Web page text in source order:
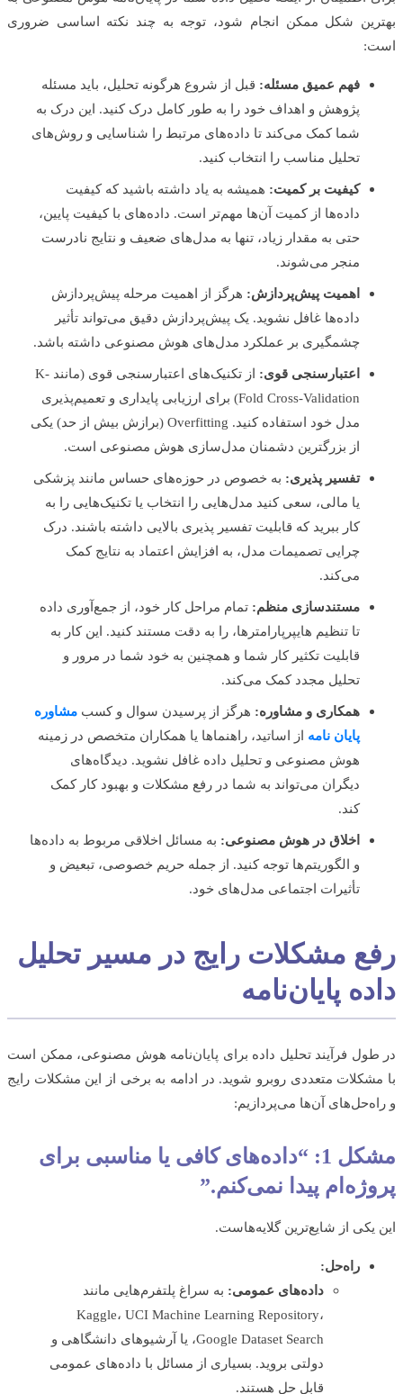
شکل ممکن انجام شود، توجه به چند نکته اساسی ضروری
فهم عمیق مسئله:قبل از شروع هرگونه تحلیل، باید مسئله
پژوهش و اهداف خود را به طور کامل درک کنید. این درک به
شما کمک می‌کند تا داده‌های مرتبط را شناسایی و روش‌های
تحلیل مناسب را انتخاب کنید.
کیفیت بر کمیت:همیشه به یاد داشته باشید که کیفیت
داده‌ها از کمیت آن‌ها مهم‌تر است. داده‌های با کیفیت پایین،
حتی به مقدار زیاد، تنها به مدل‌های ضعیف و نتایج نادرست
منجر می‌شوند.
اهمیت پیش‌پردازش: هرگز از اهمیت مرحله پیش‌پردازش
داده‌ها غافل نشوید. یک پیش‌پردازش دقیق می‌تواند تأثیر
چشمگیری بر عملکرد مدل‌های هوش مصنوعی داشته باشد.
اعتبارسنجی قوی:
از تکنیک‌های اعتبارسنجی قوی (مانند K-
Fold Cross-Validation) برای ارزیابی پایداری و تعمیم‌پذیری
مدل خود استفاده کنید. Overfitting (برازش بیش از حد) یکی
از بزرگترین دشمنان مدل‌سازی هوش مصنوعی است.
تفسیر پذیری:به خصوص در حوزه‌های حساس مانند پزشکی
یا مالی، سعی کنید مدل‌هایی را انتخاب یا تکنیک‌هایی را به
کار ببرید که قابلیت تفسیر پذیری بالایی داشته باشند. درک
چرایی تصمیمات مدل، به افزایش اعتماد به نتایج کمک
می‌کند.
مستندسازی منظم:تمام مراحل کار خود، از جمع‌آوری داده
تا تنظیم هایپرپارامترها، را به دقت مستند کنید. این کار به
قابلیت تکثیر کار شما و همچنین به خود شما در مرور و
تحلیل مجدد کمک می‌کند.
همکاری و مشاوره:هرگز از پرسیدن سوال و کسبمشاوره
پایان نامهاز اساتید، راهنماها یا همکاران متخصص در زمینه
هوش مصنوعی و تحلیل داده غافل نشوید. دیدگاه‌های
دیگران می‌تواند به شما در رفع مشکلات و بهبود کار کمک
اخلاق در هوش مصنوعی:به مسائل اخلاقی مربوط به داده‌ها
و الگوریتم‌ها توجه کنید. از جمله حریم خصوصی، تبعیض و
تأثیرات اجتماعی مدل‌های خود.
مشکلات رایج در مسیر تحلیل
پایان‌نامه
فرآیند تحلیل داده برای پایان‌نامه هوش مصنوعی، ممکن است
متعددی روبرو شوید. در ادامه به برخی از این مشکلات رایج
آن‌ها می‌پردازیم:
مشکل 1: “داده‌های کافی یا مناسبی برای
پیدا نمی‌کنم.”
از شایع‌ترین گلایه‌هاست.
راه‌حل:
داده‌های عمومی:به سراغ پلتفرم‌هایی مانند
Kaggle، UCI Machine Learning Repository،
Google Dataset Search، یا آرشیوهای دانشگاهی و
دولتی بروید. بسیاری از مسائل با داده‌های عمومی
قابل حل هستند.